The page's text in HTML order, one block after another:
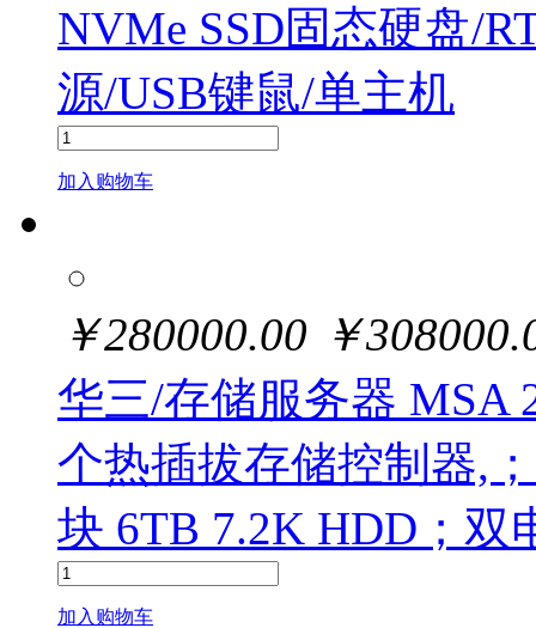
NVMe SSD固态硬盘/
源/USB键鼠/单主机
加入购物车
￥280000.00 ￥
华三/存储服务器 MSA
个热插拔存储控制器,
块 6TB 7.2K HDD；双
加入购物车